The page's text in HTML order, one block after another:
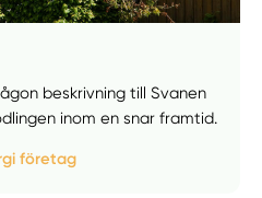
beskrivning till Svanen
inom en snar framtid.
företag